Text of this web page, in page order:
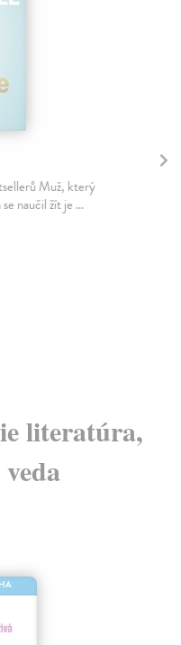
Muž, který
naučil žít je ...
literatúra,